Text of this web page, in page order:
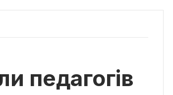
педагогів